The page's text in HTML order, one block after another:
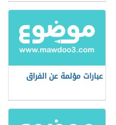
عبارات مؤلمة عن الفراق